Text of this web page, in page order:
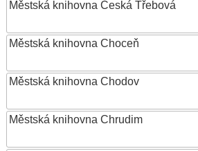
Městská knihovna Česká Třebová
Městská knihovna Choceň
Městská knihovna Chodov
Městská knihovna Chrudim